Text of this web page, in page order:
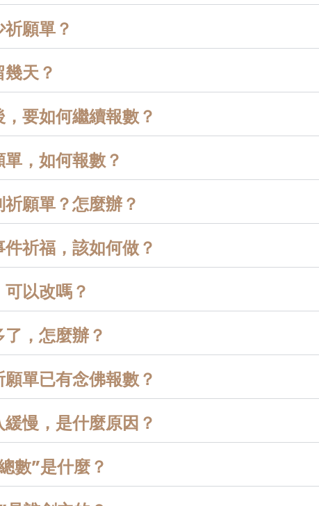
願單？
天？
要如何繼續報數？
，如何報數？
願單？怎麼辦？
祈福，該如何做？
以改嗎？
，怎麼辦？
單已有念佛報數？
慢，是什麼原因？
數”是什麼？